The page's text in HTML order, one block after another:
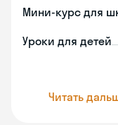
Мини-курс для
Уроки для детей
Читать